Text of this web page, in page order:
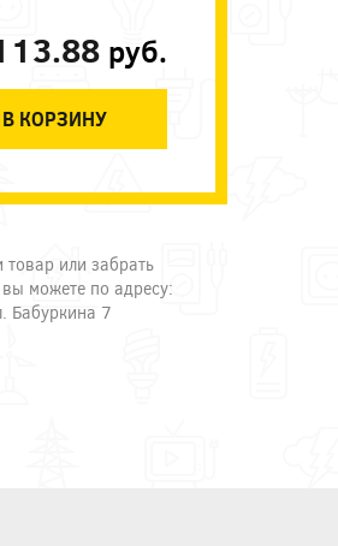
руб.
В КОРЗИНУ
товар или забрать
можете по адресу:
Бабуркина 7